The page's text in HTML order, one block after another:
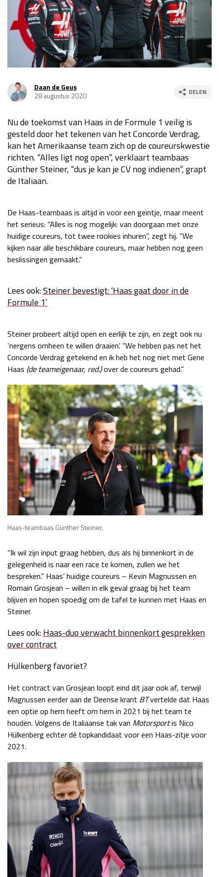
Race
za 13:00 - 15:00
GP VERENIGDE STATEN 2026 23 - 25 okt
Kwalificatie
za 23:00 - 00:00
GP MEXICO 2026 30 okt - 01 nov
Kwalificatie
za 22:00 - 23:00
Race
zo 21:00 - 23:00
GP SÃO PAULO 2026
Kwalificatie
za 19:00 - 20:00
Race
zo 18:00 - 20:00
Kwalificatie
za 05:00 - 06:00
Kwalificatie
za 19:00 - 20:00
Race
zo 17:00 - 19:00
GP ABU DHABI 2026 04 - 06 dec
Kwalificatie
za 15:00 - 16:00
Race
Daan de Geus
28 augustus 2020
DELEN
Nu de toekomst van Haas in de Formule 1 veilig is
gesteld door het tekenen van het Concorde Verdrag,
kan het Amerikaanse team zich op de coureurskwestie
richten. “Alles ligt nog open”, verklaart teambaas
Günther Steiner, “dus je kan je CV nog indienen”, grapt
de Italiaan.
De Haas-teambaas is altijd in voor een geintje, maar meent
het serieus: “Alles is nog mogelijk: van doorgaan met onze
huidige coureurs, tot twee rookies inhuren”, zegt hij. “We
kijken naar alle beschikbare coureurs, maar hebben nog geen
beslissingen gemaakt.”
Lees ook:Steiner bevestigt: ‘Haas gaat door in de
Formule 1’
Steiner probeert altijd open en eerlijk te zijn, en zegt ook nu
‘nergens omheen te willen draaien’. “We hebben pas net het
Concorde Verdrag getekend en ik heb het nog niet met Gene
Haas (de teameigenaar, red.)over de coureurs gehad.”
Haas-teambaas Günther Steiner.
“Ik wil zijn input graag hebben, dus als hij binnenkort in de
gelegenheid is naar een race te komen, zullen we het
bespreken.” Haas’ huidige coureurs – Kevin Magnussen en
Romain Grosjean – willen in elk geval graag bij het team
blijven en hopen spoedig om de tafel te kunnen met Haas en
Steiner.
Lees ook:Haas-duo verwacht binnenkort gesprekken
over contract
Hülkenberg favoriet?
Het contract van Grosjean loopt eind dit jaar ook af, terwijl
Magnussen eerder aan de Deense krant BTvertelde dat Haas
een optie op hem heeft om hem in 2021 bij het team te
houden. Volgens de Italiaanse tak van Motorsportis Nico
Hülkenberg echter dé topkandidaat voor een Haas-zitje voor
2021.